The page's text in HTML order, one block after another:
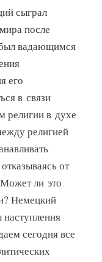
сыграл
после
вадающимся
его
в связи
религии в духе
религией
от
ли это
Немецкий
сегодня все